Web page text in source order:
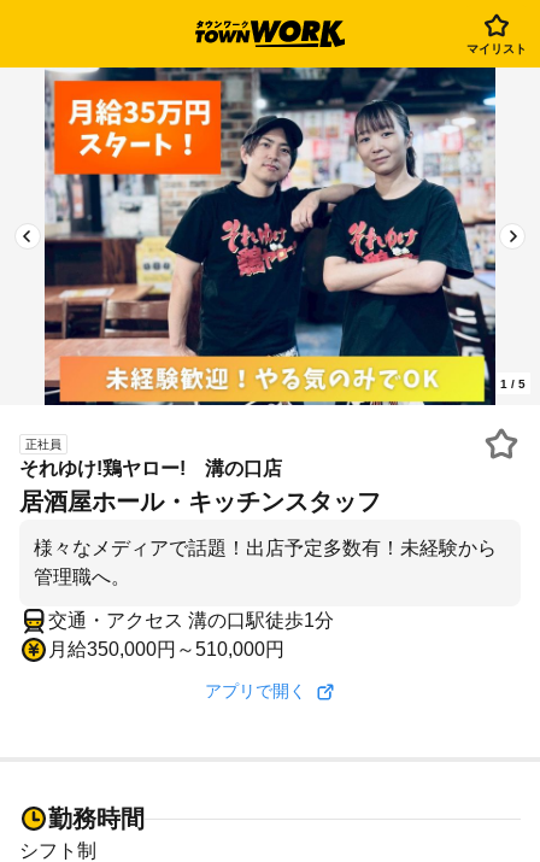
マイリスト
1 / 5
正社員
それゆけ!鶏ヤロー! 溝の口店
居酒屋ホール・キッチンスタッフ
様々なメディアで話題！出店予定多数有！未経験から
交通・アクセス 溝の口駅徒歩1分
月給350,000円～510,000円
アプリで開く
勤務時間
シフト制